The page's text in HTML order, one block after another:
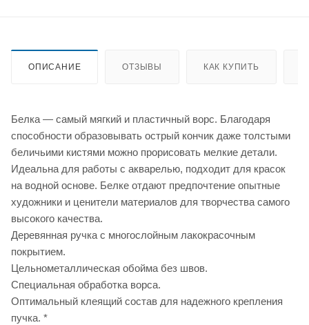
ОПИСАНИЕ ОТЗЫВЫ КАК КУПИТЬ
Белка — самый мягкий и пластичный ворс. Благодаря
способности образовывать острый кончик даже толстыми
беличьими кистями можно прорисовать мелкие детали.
Идеальна для работы с акварелью, подходит для красок
на водной основе. Белке отдают предпочтение опытные
художники и ценители материалов для творчества самого
высокого качества.
Деревянная ручка с многослойным лакокрасочным
покрытием.
Цельнометаллическая обойма без швов.
Специальная обработка ворса.
Оптимальный клеящий состав для надежного крепления
пучка. *